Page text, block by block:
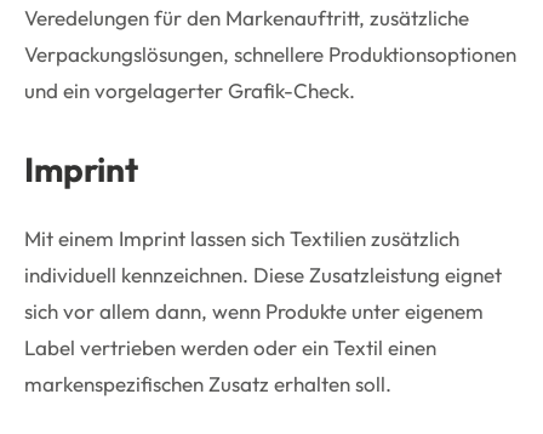
Veredelungen für den Markenauftritt, zusätzliche
Verpackungslösungen, schnellere Produktionsoptionen
und ein vorgelagerter Grafik-Check.
Imprint
Mit einem Imprint lassen sich Textilien zusätzlich
individuell kennzeichnen. Diese Zusatzleistung eignet
sich vor allem dann, wenn Produkte unter eigenem
Label vertrieben werden oder ein Textil einen
markenspezifischen Zusatz erhalten soll.